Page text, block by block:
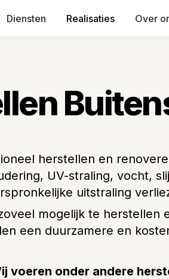
Diensten Realisaties Over
herstellen en
UV-straling, vocht,
uitstraling
mogelijk te
een duurzamere en
voeren onder andere